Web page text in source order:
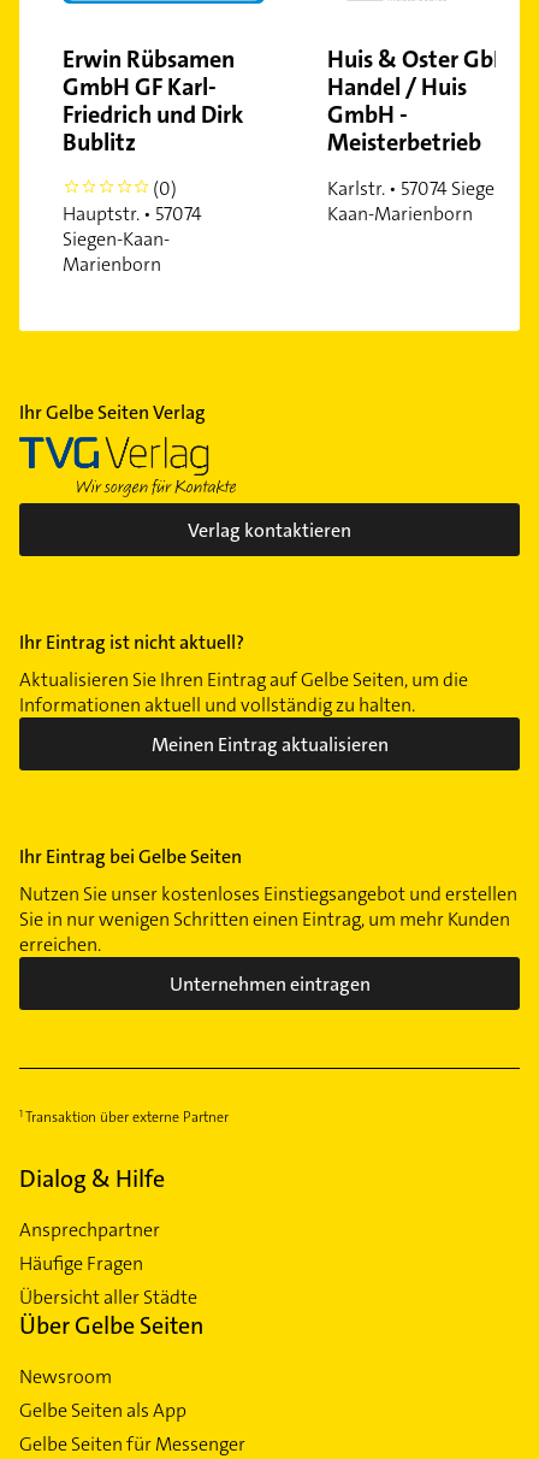
Erwin Rübsamen
GmbH GF Karl-
Friedrich und Dirk
Bublitz
0
(0)
Hauptstr. • 57074
Siegen-Kaan-
Marienborn
Huis & Oster GbR -
Handel / Huis
GmbH -
Meisterbetrieb
Karlstr. • 57074 Siegen-
Kaan-Marienborn
Ihr Gelbe Seiten Verlag
Verlag kontaktieren
Ihr Eintrag ist nicht aktuell?
Aktualisieren Sie Ihren Eintrag auf Gelbe Seiten, um die
Informationen aktuell und vollständig zu halten.
Meinen Eintrag aktualisieren
Ihr Eintrag bei Gelbe Seiten
Nutzen Sie unser kostenloses Einstiegsangebot und erstellen
Sie in nur wenigen Schritten einen Eintrag, um mehr Kunden
erreichen.
Unternehmen eintragen
Transaktion über externe Partner
Dialog & Hilfe
Ansprechpartner
Häufige Fragen
Übersicht aller Städte
Über Gelbe Seiten
Newsroom
Gelbe Seiten als App
Gelbe Seiten für Messenger